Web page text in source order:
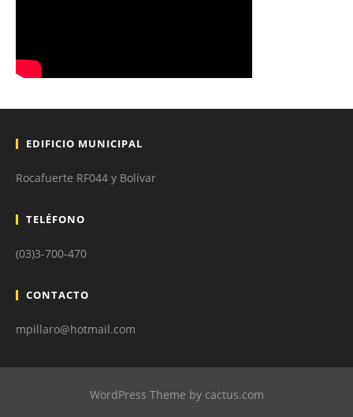
EDIFICIO MUNICIPAL
Rocafuerte RF044 y Bolívar
TELÉFONO
(03)3-700-470
CONTACTO
mpillaro@hotmail.com
WordPress Theme by cactus.com